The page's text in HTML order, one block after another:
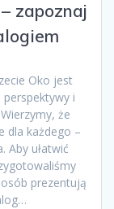
zapoznaj
Oko jest
i
że
dla każdego –
Aby ułatwić
prezentują